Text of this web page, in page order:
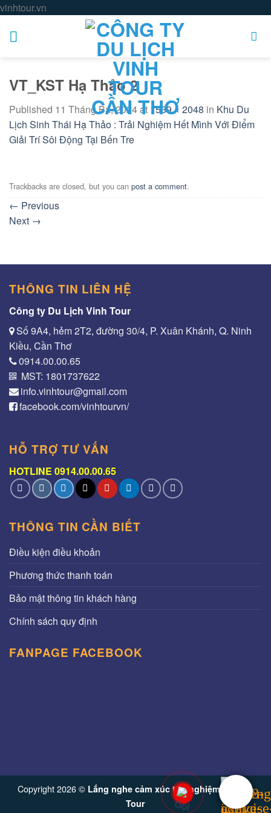
vinhtour.vn
VT_KST Hạ Thảo 2
Published 11 Tháng Ba, 2024at 1539 × 2048 in Khu Du
Lịch Sinh Thái Hạ Thảo : Trải Nghiệm Hết Mình Với Điểm
Giải Trí Sôi Động Tại Bến Tre
Trackbacks are closed, but you can post a comment.
← Previous
Next →
THÔNG TIN LIÊN HỆ
Công ty Du Lịch Vinh Tour
Số 9A4, hẻm 2T2, đường 30/4, P. Xuân Khánh, Q. Ninh
Kiều, Cần Thơ
0914.00.00.65
MST: 1801737622
info.vinhtour@gmail.com
facebook.com/vinhtourvn/
HỖ TRỢ TƯ VẤN
HOTLINE 0914.00.00.65
THÔNG TIN CẦN BIẾT
Điều kiện điều khoản
Phương thức thanh toán
Bảo mật thông tin khách hàng
Chính sách quy định
FANPAGE FACEBOOK
Copyright 2026 © Lắng nghe cảm xúc trải nghiệm từ Vinh
Tour